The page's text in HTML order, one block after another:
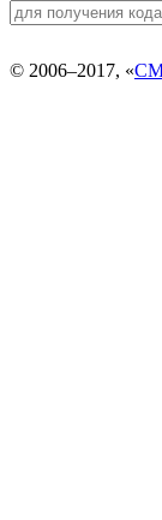
© 2006–2017, «